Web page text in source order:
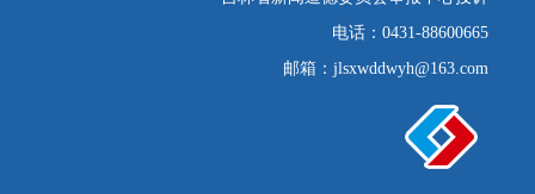
电话：0431-88600665
邮箱：jlsxwddwyh@163.com